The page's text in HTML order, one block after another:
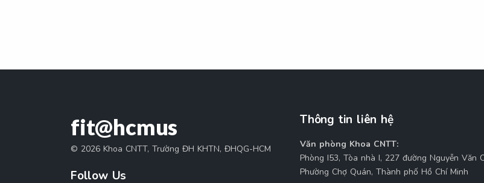
fit@hcmus
© 2026 Khoa CNTT, Trường ĐH KHTN, ĐHQG-HCM
Follow Us
Thông tin liên hệ
Văn phòng Khoa CNTT:
Phòng I53, Tòa nhà I, 227 đường Nguyễn Văn
Phường Chợ Quán, Thành phố Hồ Chí Minh